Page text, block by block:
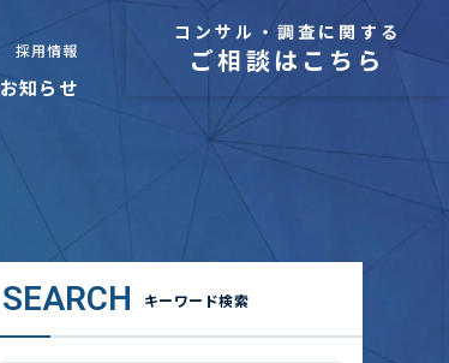
お知らせ
採用情報
コンサル・調査に関する
ご相談はこちら
SEARCH キーワード検索